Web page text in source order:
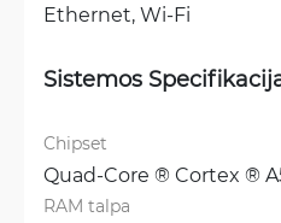
Ethernet, Wi-Fi
Sistemos
Chipset
Quad-Core ® Cortex ®
RAM talpa